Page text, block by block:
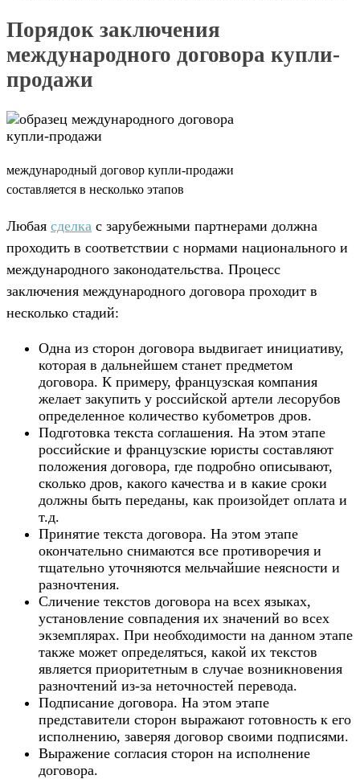
Порядок заключения
международного договора купли-
продажи
международный договор купли-продажи
составляется в несколько этапов
Любая сделка с зарубежными партнерами должна
проходить в соответствии с нормами национального и
международного законодательства. Процесс
заключения международного договора проходит в
несколько стадий:
Одна из сторон договора выдвигает инициативу,
которая в дальнейшем станет предметом
договора. К примеру, французская компания
желает закупить у российской артели лесорубов
определенное количество кубометров дров.
Подготовка текста соглашения. На этом этапе
российские и французские юристы составляют
положения договора, где подробно описывают,
сколько дров, какого качества и в какие сроки
должны быть переданы, как произойдет оплата и
т.д.
Принятие текста договора. На этом этапе
окончательно снимаются все противоречия и
тщательно уточняются мельчайшие неясности и
разночтения.
Сличение текстов договора на всех языках,
установление совпадения их значений во всех
экземплярах. При необходимости на данном этапе
также может определяться, какой их текстов
является приоритетным в случае возникновения
разночтений из-за неточностей перевода.
Подписание договора. На этом этапе
представители сторон выражают готовность к его
исполнению, заверяя договор своими подписями.
Выражение согласия сторон на исполнение
договора.